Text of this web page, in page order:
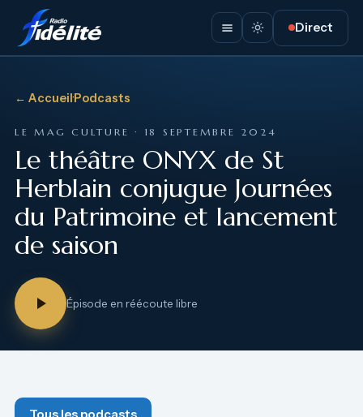
Direct
← Accueil·Podcasts
LE MAG CULTURE · 18 SEPTEMBRE 2024
Le théâtre ONYX de St
Herblain conjugue Journées
du Patrimoine et lancement
de saison
Épisode en réécoute libre